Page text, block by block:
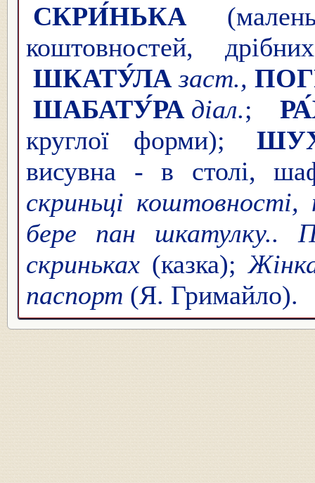
СКРИ́НЬКА
коштовностей,
ШКАТУ́ЛА заст.,
ШАБАТУ́РА діал.;
круглої форми);
висувна - в столі,
скриньці коштовності,
бере пан шкатулку..
скриньках (казка);
паспорт (Я. Гримайло).